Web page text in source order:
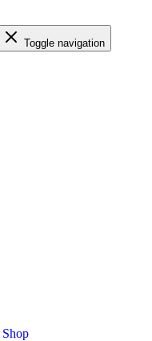
Toggle navigation
Shop